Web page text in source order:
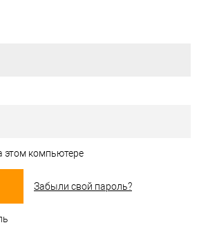
этом компьютере
Забыли свой пароль?